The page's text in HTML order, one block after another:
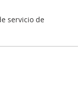
servicio de